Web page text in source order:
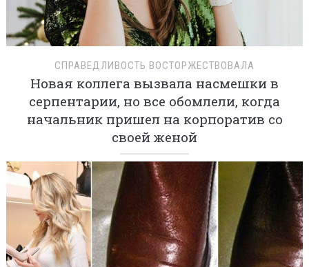
СПРАВЕДЛИВОСТЬ ВОСТОРЖЕСТВОВАЛА
Новая коллега вызвала насмешки в
серпентарии, но все обомлели, когда
начальник пришел на корпоратив со
своей женой